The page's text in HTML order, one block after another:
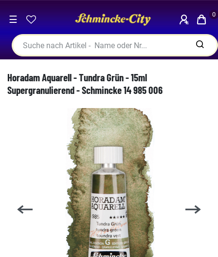
☰ 0
Horadam Aquarell - Tundra Grün - 15ml
Supergranulierend - Schmincke 14 985 006